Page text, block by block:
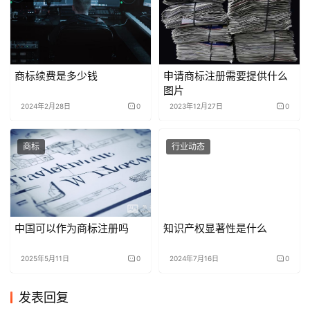
商标续费是多少钱
2024年2月28日 0
申请商标注册需要提供什么
图片
2023年12月27日 0
商标
中国可以作为商标注册吗
2025年5月11日 0
行业动态
知识产权显著性是什么
2024年7月16日 0
发表回复